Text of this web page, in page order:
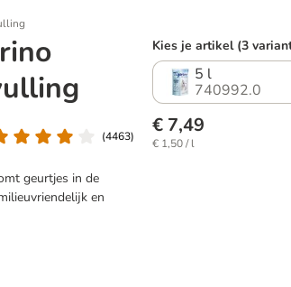
(4463)
geurtjes in de
en
Kies je artikel (3
5 l
740992.0
€ 7,49
€ 1,50 / l